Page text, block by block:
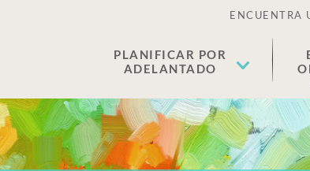
ENCUENTRA
PLANIFICAR POR
ADELANTADO